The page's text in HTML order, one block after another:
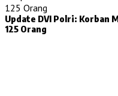
Update DVI Polri: Korban
125 Orang